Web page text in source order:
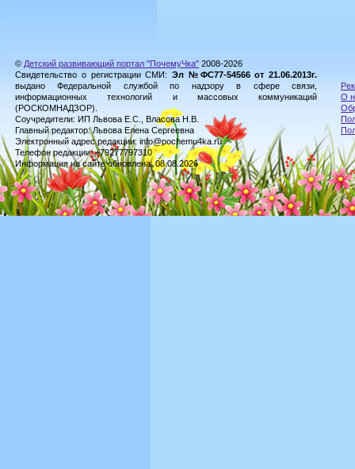
© Детский развивающий портал "ПочемуЧка" 2008-2026
Свидетельство о регистрации СМИ: Эл №ФС77-54566 от 21.06.2013г.
выдано Федеральной службой по надзору в сфере связи,
информационных технологий и массовых коммуникаций
(РОСКОМНАДЗОР).
Соучредители: ИП Львова Е.С., Власова Н.В.
Главный редактор: Львова Елена Сергеевна
Электронный адрес редакции: info@pochemu4ka.ru
Телефон редакции: +79277797310
Информация на сайте обновлена: 08.08.2026
О